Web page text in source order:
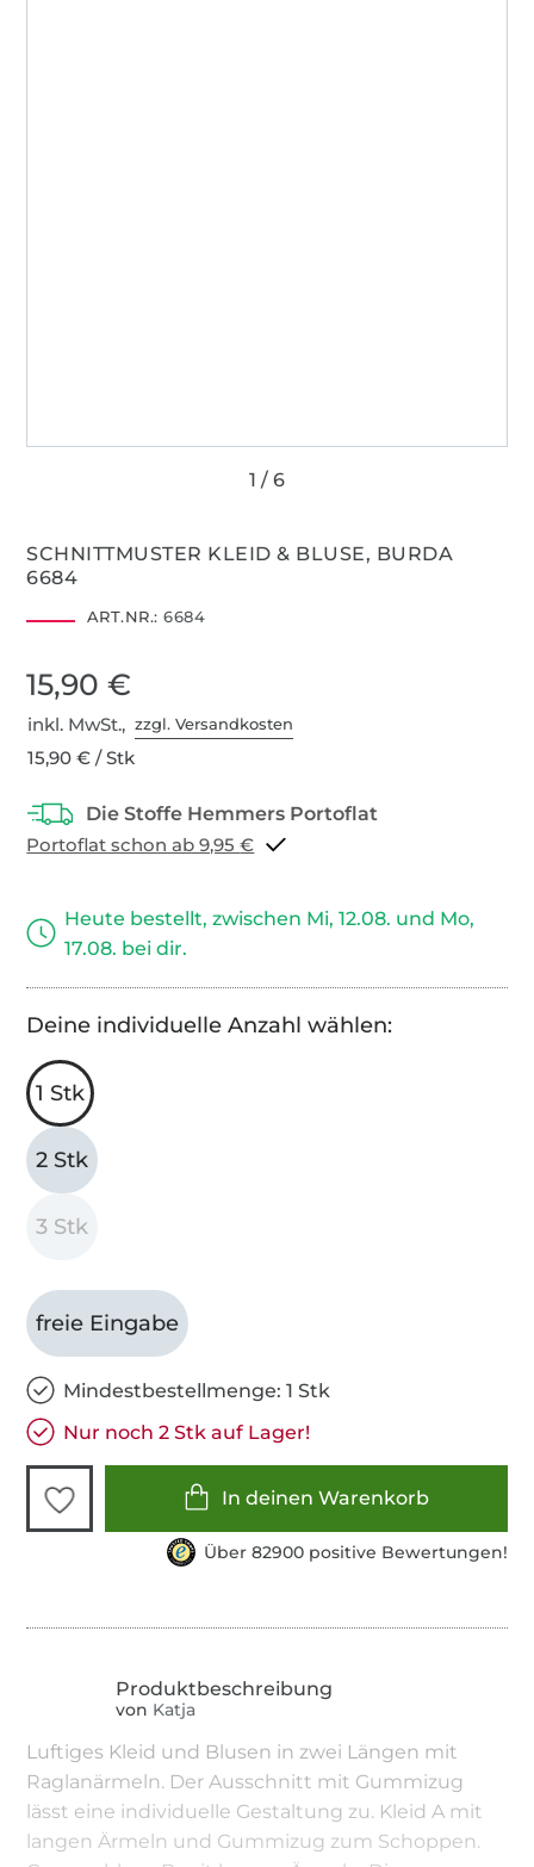
SCHNITTMUSTER KLEID & BLUSE, BURDA
6684
ART.NR.: 6684
15,90 €
inkl. MwSt.,zzgl. Versandkosten
15,90 € / Stk
Portoflat schon ab 9,95 €
Heute bestellt, zwischen Mi, 12.08. und Mo,
17.08. bei dir.
Deine individuelle Anzahl wählen:
1 Stk
2 Stk
3 Stk
freie Eingabe
Mindestbestellmenge: 1 Stk
Nur noch 2 Stk auf Lager!
In deinen Warenkorb
Über 82900 positive Bewertungen!
von Katja
Luftiges Kleid und Blusen in zwei Längen mit
Raglanärmeln. Der Ausschnitt mit Gummizug
lässt eine individuelle Gestaltung zu. Kleid A mit
langen Ärmeln und Gummizug zum Schoppen.